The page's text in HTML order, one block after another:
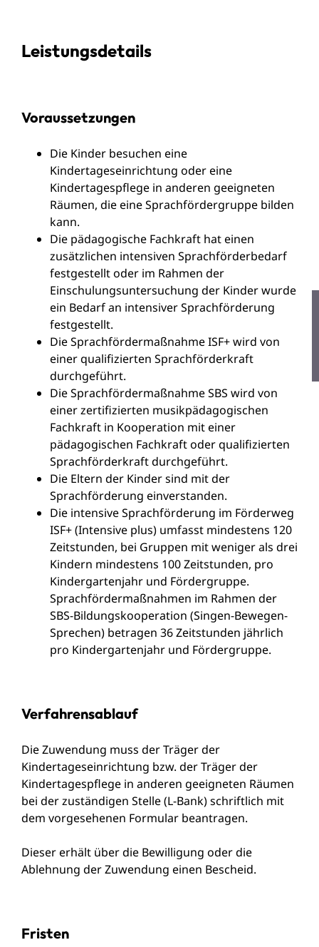
Leistungsdetails
Voraussetzungen
Die Kinder besuchen eine
Kindertageseinrichtung oder eine
Kindertagespflege in anderen geeigneten
Räumen, die eine Sprachfördergruppe bilden
kann.
Die pädagogische Fachkraft hat einen
zusätzlichen intensiven Sprachförderbedarf
festgestellt oder im Rahmen der
Einschulungsuntersuchung der Kinder wurde
ein Bedarf an intensiver Sprachförderung
festgestellt.
Die Sprachfördermaßnahme ISF+ wird von
einer qualifizierten Sprachförderkraft
durchgeführt.
Die Sprachfördermaßnahme SBS wird von
einer zertifizierten musikpädagogischen
Fachkraft in Kooperation mit einer
pädagogischen Fachkraft oder qualifizierten
Sprachförderkraft durchgeführt.
Die Eltern der Kinder sind mit der
Sprachförderung einverstanden.
Die intensive Sprachförderung im Förderweg
ISF+ (Intensive plus) umfasst mindestens 120
Zeitstunden, bei Gruppen mit weniger als drei
Kindern mindestens 100 Zeitstunden, pro
Kindergartenjahr und Fördergruppe.
Sprachfördermaßnahmen im Rahmen der
SBS-Bildungskooperation (Singen-Bewegen-
Sprechen) betragen 36 Zeitstunden jährlich
pro Kindergartenjahr und Fördergruppe.
Verfahrensablauf
Die Zuwendung muss der Träger der
Kindertageseinrichtung bzw. der Träger der
Kindertagespflege in anderen geeigneten Räumen
bei der zuständigen Stelle (L-Bank) schriftlich mit
dem vorgesehenen Formular beantragen.
Dieser erhält über die Bewilligung oder die
Ablehnung der Zuwendung einen Bescheid.
Fristen